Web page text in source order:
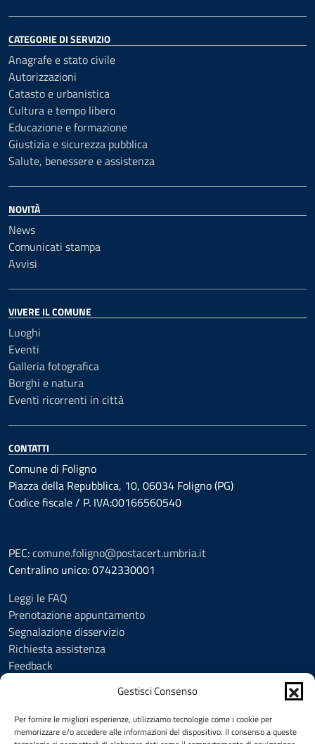
Gestisci Consenso
Per fornire le migliori esperienze, utilizziamo tecnologie come i cookie per
memorizzare e/o accedere alle informazioni del dispositivo. Il consenso a queste
CATEGORIE DI SERVIZIO
Anagrafe e stato civile
Autorizzazioni
Catasto e urbanistica
Cultura e tempo libero
Educazione e formazione
Giustizia e sicurezza pubblica
Salute, benessere e assistenza
NOVITÀ
News
Comunicati stampa
Avvisi
VIVERE IL COMUNE
Luoghi
Eventi
Galleria fotografica
Borghi e natura
Eventi ricorrenti in città
CONTATTI
Comune di Foligno
Piazza della Repubblica, 10, 06034 Foligno (PG)
Codice fiscale / P. IVA:00166560540
PEC:comune.foligno@postacert.umbria.it
Centralino unico: 0742330001
Leggi le FAQ
Prenotazione appuntamento
Segnalazione disservizio
Richiesta assistenza
Feedback
Informativa privacy
Cookie Policy (UE)